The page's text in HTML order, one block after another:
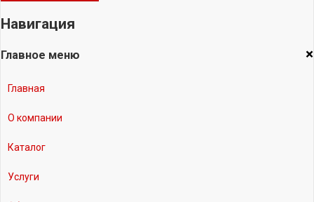
Навигация
×
Главное меню
Главная
О компании
Каталог
Услуги